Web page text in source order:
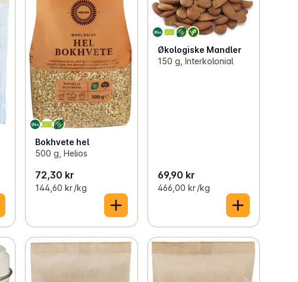
Bokhvete hel
500 g, Helios
72,30 kr
144,60 kr /kg
Økologiske Mandler
150 g, Interkolonial
69,90 kr
466,00 kr /kg